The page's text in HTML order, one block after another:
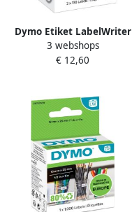
Dymo Etiket LabelWriter
adressering 28x89mm 2
rollená 130 stuks wit
3 webshops
€ 12,60